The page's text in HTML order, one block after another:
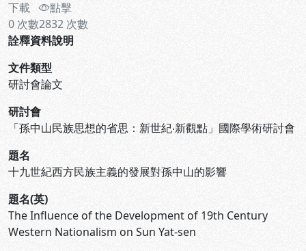
下載
0 次數
點擊
2832 次數
詮釋資料說明
文件類型
研討會論文
研討會
「孫中山民族思想的省思：新世紀‧新觀點」國際學術研討會
題名
十九世紀西方民族主義的發展對孫中山的影響
題名(英)
The Influence of the Development of 19th Century
Western Nationalism on Sun Yat-sen